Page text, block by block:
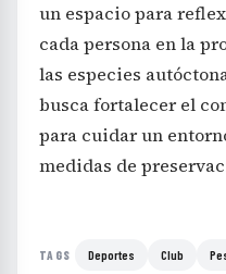
un espacio para
cada persona en la
las especies
busca fortalecer el
para cuidar un
medidas de
TAGS Deportes Club